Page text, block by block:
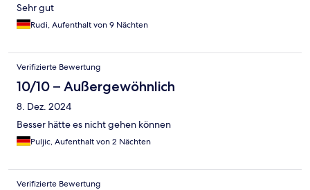
Sehr gut
Rudi, Aufenthalt von 9 Nächten
Verifizierte Bewertung
10/10 – Außergewöhnlich
8. Dez. 2024
Besser hätte es nicht gehen können
Puljic, Aufenthalt von 2 Nächten
Verifizierte Bewertung